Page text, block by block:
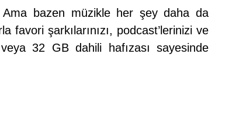
Ama bazen müzikle her şey daha da
favori şarkılarınızı, podcast’lerinizi ve
32 GB dahili hafızası sayesinde